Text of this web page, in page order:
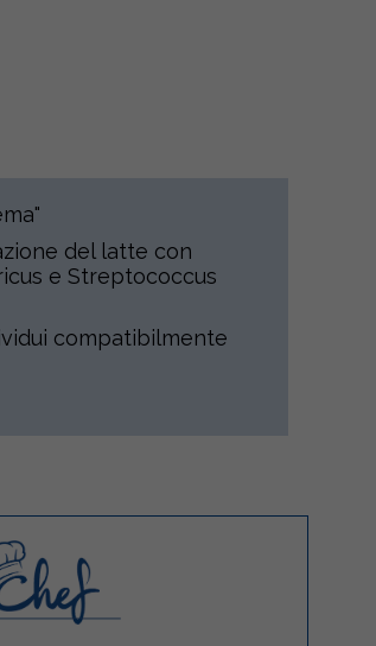
del latte con
e Streptococcus
compatibilmente